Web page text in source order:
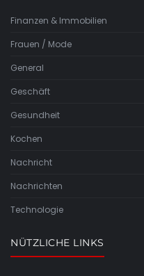
Finanzen & Immobilien
Frauen / Mode
General
Geschäft
Gesundheit
Kochen
Nachricht
Nachrichten
Technologie
NÜTZLICHE LINKS